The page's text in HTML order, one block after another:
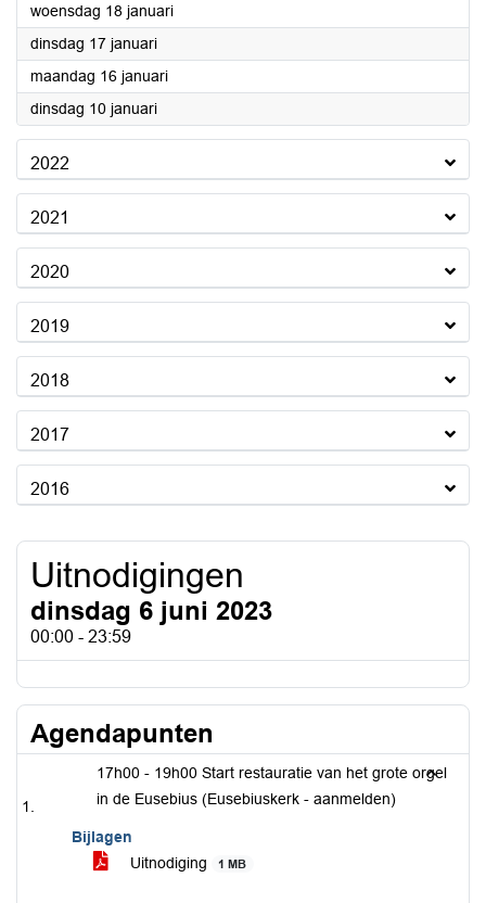
woensdag 18 januari2023
dinsdag 17 januari2023
maandag 16 januari2023
dinsdag 10 januari2023
2022
2021
2020
2019
2018
2017
2016
Uitnodigingen
dinsdag 6 juni 2023
00:00 - 23:59
Agendapunten
17h00 - 19h00 Start restauratie van het grote orgel
in de Eusebius (Eusebiuskerk - aanmelden)
Bijlagen
Uitnodiging
1 MB